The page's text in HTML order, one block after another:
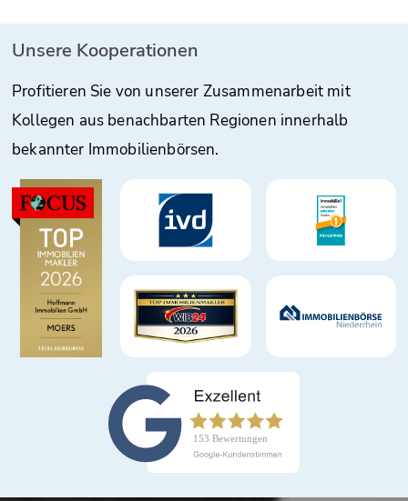
Unsere Kooperationen
Profitieren Sie von unserer Zusammenarbeit mit
Kollegen aus benachbarten Regionen innerhalb
bekannter Immobilienbörsen.